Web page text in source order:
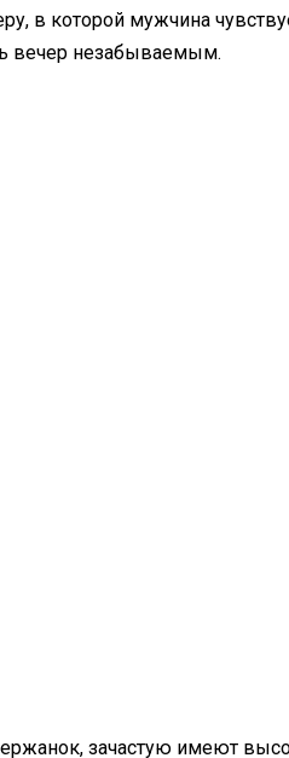
в которой мужчина
вечер незабываемым.
зачастую имеют